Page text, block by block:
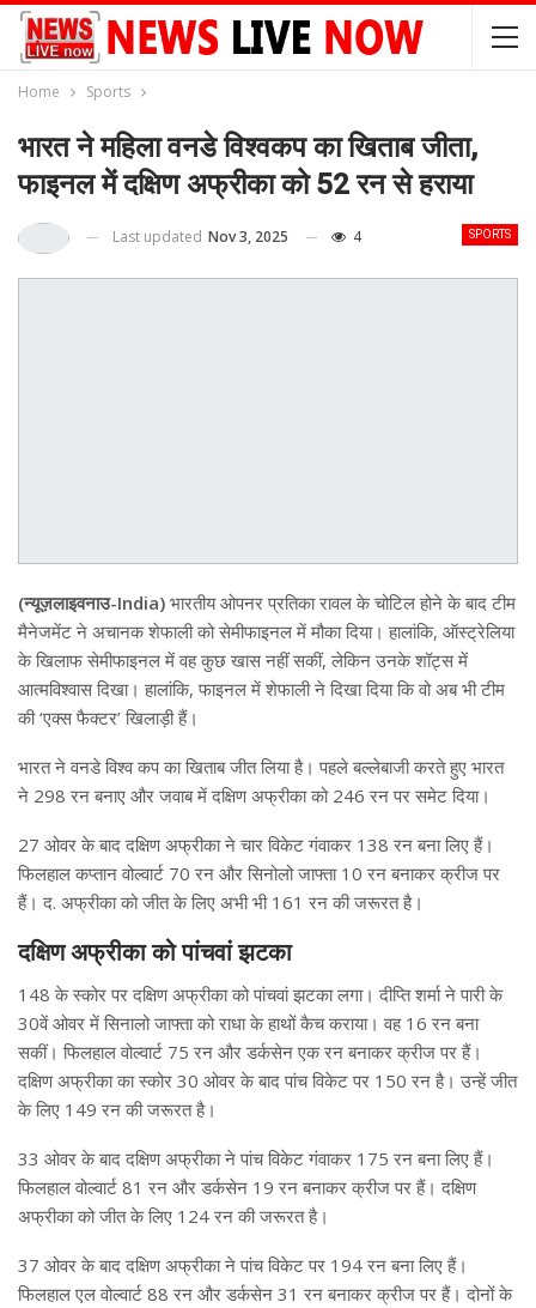
Home Sports
भारत ने महिला वनडे विश्वकप का खिताब जीता,
फाइनल में दक्षिण अफ्रीका को 52 रन से हराया
SPORTS
Last updated Nov 3, 2025 4
(न्यूज़लाइवनाउ-India) भारतीय ओपनर प्रतिका रावल के चोटिल होने के बाद टीम
मैनेजमेंट ने अचानक शेफाली को सेमीफाइनल में मौका दिया। हालांकि, ऑस्ट्रेलिया
के खिलाफ सेमीफाइनल में वह कुछ खास नहीं सकीं, लेकिन उनके शॉट्स में
आत्मविश्वास दिखा। हालांकि, फाइनल में शेफाली ने दिखा दिया कि वो अब भी टीम
की ‘एक्स फैक्टर’ खिलाड़ी हैं।
भारत ने वनडे विश्व कप का खिताब जीत लिया है। पहले बल्लेबाजी करते हुए भारत
ने 298 रन बनाए और जवाब में दक्षिण अफ्रीका को 246 रन पर समेट दिया।
27 ओवर के बाद दक्षिण अफ्रीका ने चार विकेट गंवाकर 138 रन बना लिए हैं।
फिलहाल कप्तान वोल्वार्ट 70 रन और सिनोलो जाफ्ता 10 रन बनाकर क्रीज पर
हैं। द. अफ्रीका को जीत के लिए अभी भी 161 रन की जरूरत है।
दक्षिण अफ्रीका को पांचवां झटका
148 के स्कोर पर दक्षिण अफ्रीका को पांचवां झटका लगा। दीप्ति शर्मा ने पारी के
30वें ओवर में सिनालो जाफ्ता को राधा के हाथों कैच कराया। वह 16 रन बना
सकीं। फिलहाल वोल्वार्ट 75 रन और डर्कसेन एक रन बनाकर क्रीज पर हैं।
दक्षिण अफ्रीका का स्कोर 30 ओवर के बाद पांच विकेट पर 150 रन है। उन्हें जीत
के लिए 149 रन की जरूरत है।
33 ओवर के बाद दक्षिण अफ्रीका ने पांच विकेट गंवाकर 175 रन बना लिए हैं।
फिलहाल वोल्वार्ट 81 रन और डर्कसेन 19 रन बनाकर क्रीज पर हैं। दक्षिण
अफ्रीका को जीत के लिए 124 रन की जरूरत है।
37 ओवर के बाद दक्षिण अफ्रीका ने पांच विकेट पर 194 रन बना लिए हैं।
फिलहाल एल वोल्वार्ट 88 रन और डर्कसेन 31 रन बनाकर क्रीज पर हैं। दोनों के